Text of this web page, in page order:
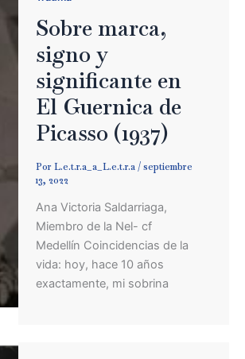
Sobre marca,
signo y
significante en
El Guernica de
Picasso (1937)
Por L.e.t.r.a_a_L.e.t.r.a / septiembre
13, 2022
Ana Victoria Saldarriaga,
Miembro de la Nel- cf
Medellín Coincidencias de la
vida: hoy, hace 10 años
exactamente, mi sobrina